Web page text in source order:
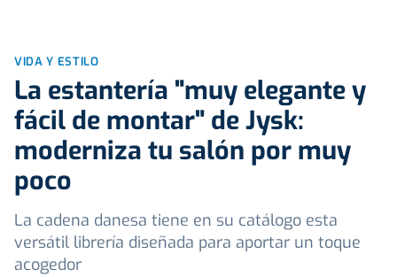
VIDA Y ESTILO
La estantería "muy elegante y
fácil de montar" de Jysk:
moderniza tu salón por muy
poco
La cadena danesa tiene en su catálogo esta
versátil librería diseñada para aportar un toque
acogedor